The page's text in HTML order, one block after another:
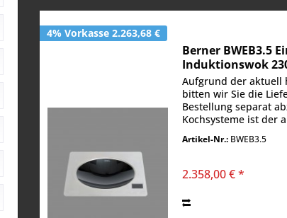
4% Vorkasse 2.263,68 €
Berner BWEB3.5
Induktionswok
mit 30 cm
Aufgrund der aktuell
bitten wir Sie die
Bestellung separat
Kochsysteme ist der
Bereich WOK und
Artikel-Nr.: BWEB3.5
2.358,00 € *